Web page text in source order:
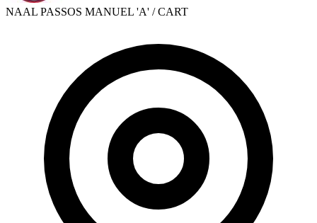
NAAL PASSOS MANUEL 'A' / CART